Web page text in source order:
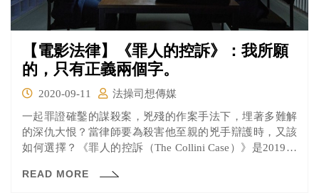
【電影法律】《罪人的控訴》：我所願
的，只有正義兩個字。
2020-09-11
法操司想傳媒
一起罪證確鑿的謀殺案，兇殘的作案手法下，埋著多難解
的深仇大恨？當律師要為殺害他至親的兇手辯護時，又該
如何選擇？《罪人的控訴（The Collini Case）》是2019年
大利人柯里尼槍殺，剛成為律師不久的萊恩，接下這起舉
READ MORE